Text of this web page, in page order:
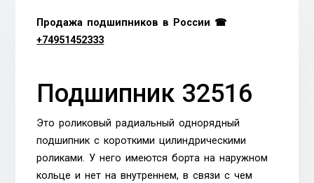
Продажа подшипников в России ☎
+74951452333
Подшипник 32516
Это роликовый радиальный однорядный
подшипник с короткими цилиндрическими
роликами. У него имеются борта на наружном
кольце и нет на внутреннем, в связи с чем